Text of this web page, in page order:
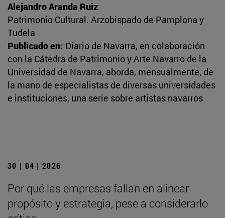
Alejandro Aranda Ruiz
Patrimonio Cultural. Arzobispado de Pamplona y
Tudela
Publicado en: Diario de Navarra, en colaboración
con la Cátedra de Patrimonio y Arte Navarro de la
Universidad de Navarra, aborda, mensualmente, de
la mano de especialistas de diversas universidades
e instituciones, una serie sobre artistas navarros
30 | 04 | 2026
Por qué las empresas fallan en alinear
propósito y estrategia, pese a considerarlo